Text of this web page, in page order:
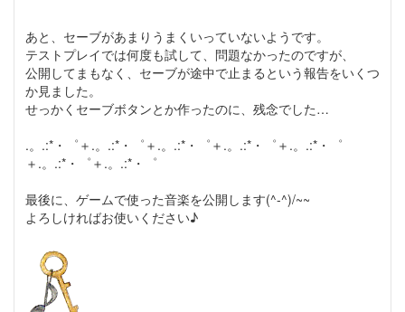
あと、セーブがあまりうまくいっていないようです。
テストプレイでは何度も試して、問題なかったのですが、
公開してまもなく、セーブが途中で止まるという報告をいくつ
か見ました。
せっかくセーブボタンとか作ったのに、残念でした…
.。.:*・゜＋.。.:*・゜＋.。.:*・゜＋.。.:*・゜＋.。.:*・゜
＋.。.:*・゜＋.。.:*・゜
最後に、ゲームで使った音楽を公開します(^-^)/~~
よろしければお使いください♪